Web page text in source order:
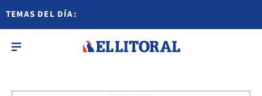
TEMAS DEL DÍA: